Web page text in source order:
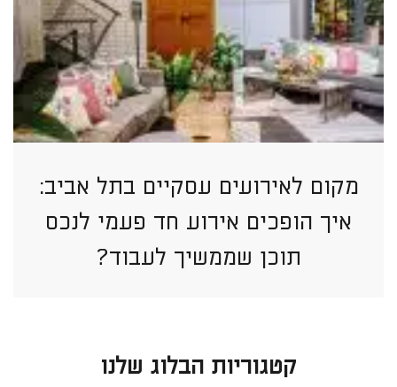
מקום לאירועים עסקיים בתל אביב:
איך הופכים אירוע חד פעמי לנכס
תוכן שממשיך לעבוד?
קטגוריות הבלוג שלנו